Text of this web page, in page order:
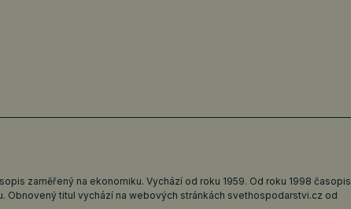
zaměřený na ekonomiku. Vychází od roku 1959. Od roku 1998 časopis
Obnovený titul vychází na webových stránkách svethospodarstvi.cz od